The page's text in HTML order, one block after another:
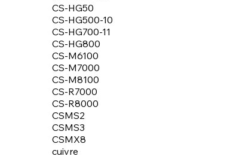
CS-HG50
CS-HG500-10
CS-HG700-11
CS-HG800
CS-M6100
CS-M7000
CS-M8100
CS-R7000
CS-R8000
CSMS2
CSMS3
CSMX8
cuivre